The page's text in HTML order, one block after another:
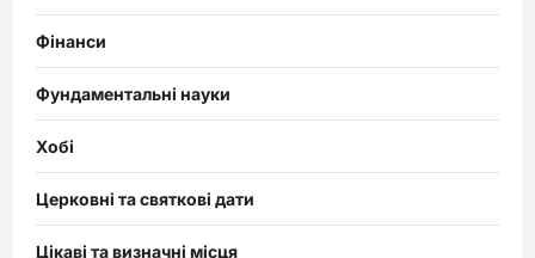
Фінанси
Фундаментальні науки
Хобі
Церковні та святкові дати
Цікаві та визначні місця